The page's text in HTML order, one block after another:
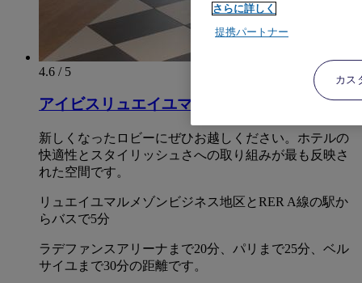
4.6 / 5
アイビスリュエイユマルメゾンサントル
新しくなったロビーにぜひお越しください。ホテルの
快適性とスタイリッシュさへの取り組みが最も反映さ
れた空間です。
リュエイユマルメゾンビジネス地区とRER A線の駅か
らバスで5分
ラデファンスアリーナまで20分、パリまで25分、ベル
サイユまで30分の距離です。
さらに詳しく
提携パートナー
カス